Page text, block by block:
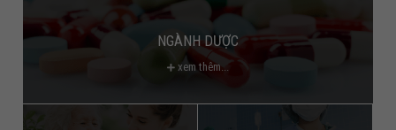
NGÀNH DƯỢC
xem thêm...